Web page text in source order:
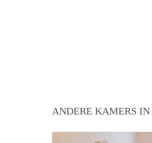
ANDERE KAMERS IN